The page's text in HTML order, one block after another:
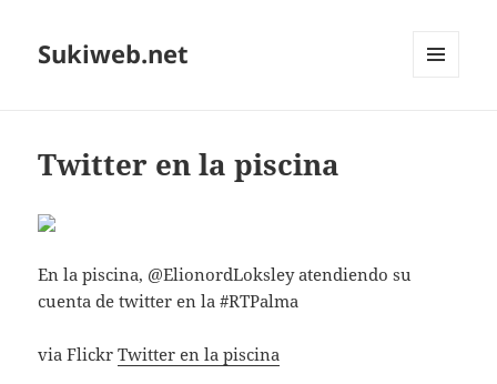
Sukiweb.net
Twitter en la piscina
En la piscina, @ElionordLoksley atendiendo su
cuenta de twitter en la #RTPalma
via FlickrTwitter en la piscina